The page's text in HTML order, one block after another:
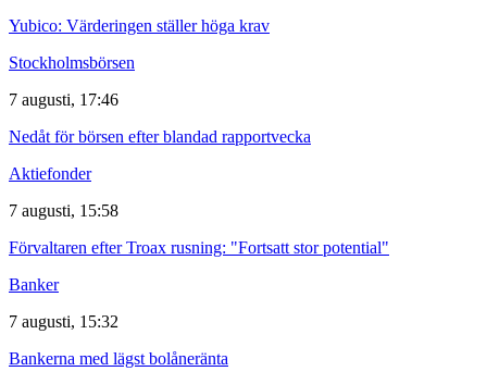
Yubico: Värderingen ställer höga krav
Stockholmsbörsen
7 augusti, 17:46
Nedåt för börsen efter blandad rapportvecka
Aktiefonder
7 augusti, 15:58
Förvaltaren efter Troax rusning: "Fortsatt stor potential"
Banker
7 augusti, 15:32
Bankerna med lägst bolåneränta